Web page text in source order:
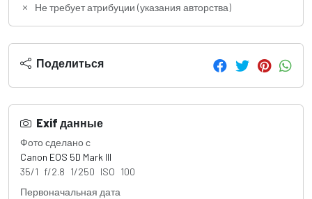
Не требует атрибуции (указания авторства)
Поделиться
Exif данные
Фото сделано с
Canon EOS 5D Mark III
35/1 f/2.8 1/250 ISO 100
Первоначальная дата